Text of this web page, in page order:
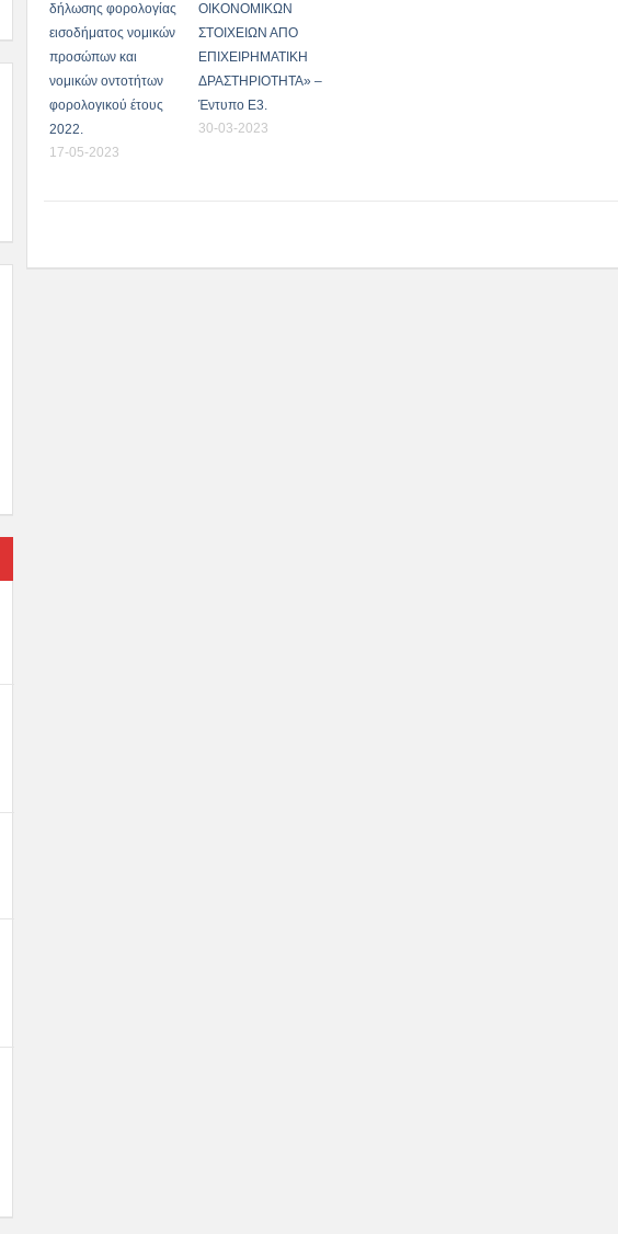
δήλωσης φορολογίας
εισοδήματος νομικών
προσώπων και
νομικών οντοτήτων
φορολογικού έτους
2022.
17-05-2023
ΟΙΚΟΝΟΜΙΚΩΝ
ΣΤΟΙΧΕΙΩΝ ΑΠΟ
ΕΠΙΧΕΙΡΗΜΑΤΙΚΗ
ΔΡΑΣΤΗΡΙΟΤΗΤΑ» –
Έντυπο Ε3.
30-03-2023